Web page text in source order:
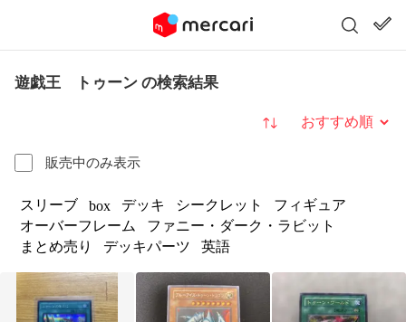
遊戯王 トゥーン の検索結果
販売中のみ表示
並び替え
スリーブ box デッキ シークレット
フィギュア
オーバーフレーム
ファニー・ダーク・ラビット
まとめ売り
デッキパーツ 英語